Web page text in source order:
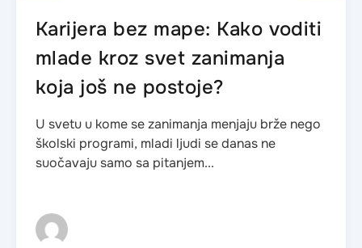
Karijera bez mape: Kako voditi
mlade kroz svet zanimanja
koja još ne postoje?
U svetu u kome se zanimanja menjaju brže nego
školski programi, mladi ljudi se danas ne
suočavaju samo sa pitanjem...